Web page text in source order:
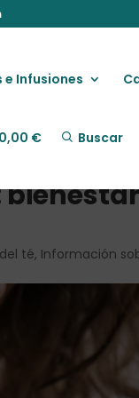
e Infusiones
0,00 € Buscar
té, Información